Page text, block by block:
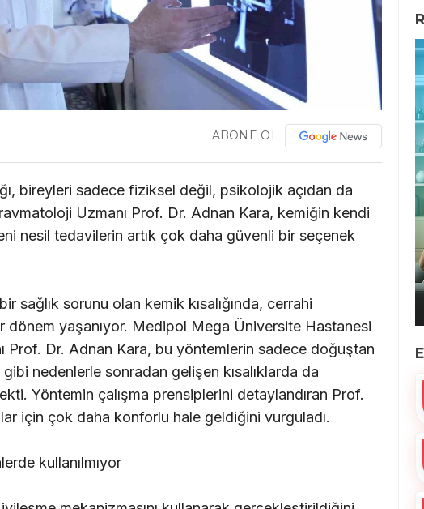
ABONE OL
bireyleri sadece fiziksel değil, psikolojik açıdan da
Uzmanı Prof. Dr. Adnan Kara, kemiğin kendi
nesil tedavilerin artık çok daha güvenli bir seçenek
sağlık sorunu olan kemik kısalığında, cerrahi
yaşanıyor. Medipol Mega Üniversite Hastanesi
Prof. Dr. Adnan Kara, bu yöntemlerin sadece doğuştan
nedenlerle sonradan gelişen kısalıklarda da
Yöntemin çalışma prensiplerini detaylandıran Prof.
için çok daha konforlu hale geldiğini vurguladı.
kullanılmıyor